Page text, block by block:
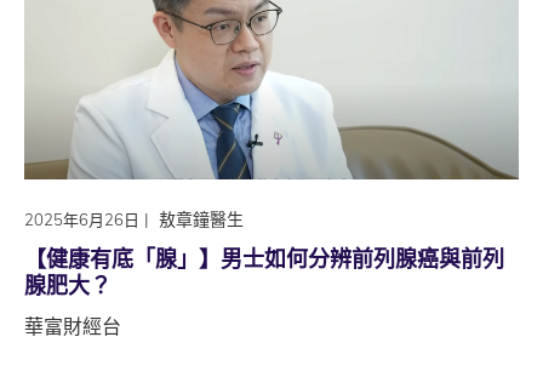
2025年6月26日 | 敖章鐘醫生
【健康有底「腺」】男士如何分辨前列腺癌與前列
腺肥大？
華富財經台